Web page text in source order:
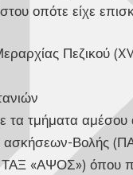
οπότε είχε
Πεζικού
τμήματα αμέσου
Βολής
«ΑΨΟΣ») όπου